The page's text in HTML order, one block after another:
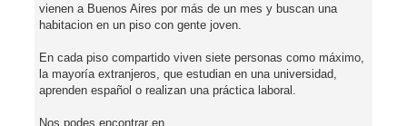
vienen a Buenos Aires por más de un mes y buscan una
habitacion en un piso con gente joven.
En cada piso compartido viven siete personas como máximo,
la mayoría extranjeros, que estudian en una universidad,
aprenden español o realizan una práctica laboral.
Nos podes encontrar en